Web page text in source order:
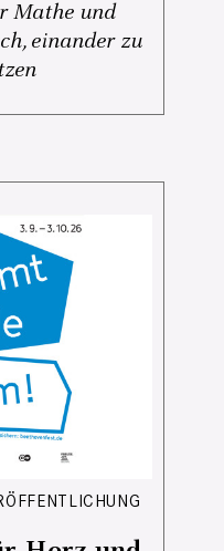
Mathe und
einander zu